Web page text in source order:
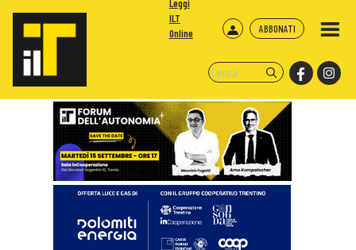
ABBONATI
Leggi
ILT
Online